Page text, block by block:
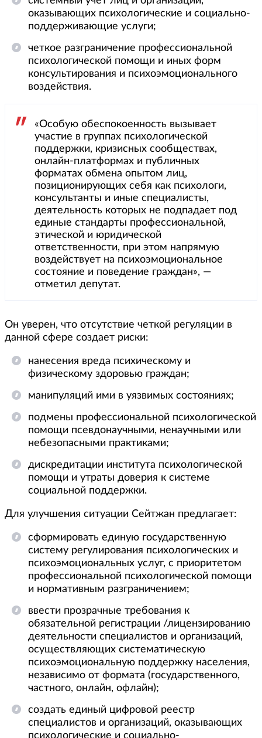
оказывающих психологические и социально-
поддерживающие услуги;
четкое разграничение профессиональной
психологической помощи и иных форм
консультирования и психоэмоционального
воздействия.
«Особую обеспокоенность вызывает
участие в группах психологической
поддержки, кризисных сообществах,
онлайн-платформах и публичных
форматах обмена опытом лиц,
позиционирующих себя как психологи,
консультанты и иные специалисты,
деятельность которых не подпадает под
единые стандарты профессиональной,
этической и юридической
ответственности, при этом напрямую
воздействует на психоэмоциональное
состояние и поведение граждан», —
отметил депутат.
Он уверен, что отсутствие четкой регуляции в
данной сфере создает риски:
нанесения вреда психическому и
физическому здоровью граждан;
манипуляций ими в уязвимых состояниях;
подмены профессиональной психологической
помощи псевдонаучными, ненаучными или
небезопасными практиками;
дискредитации института психологической
помощи и утраты доверия к системе
социальной поддержки.
Для улучшения ситуации Сейтжан предлагает:
сформировать единую государственную
систему регулирования психологических и
психоэмоциональных услуг, с приоритетом
профессиональной психологической помощи
и нормативным разграничением;
ввести прозрачные требования к
обязательной регистрации /лицензированию
деятельности специалистов и организаций,
осуществляющих систематическую
психоэмоциональную поддержку населения,
независимо от формата (государственного,
частного, онлайн, офлайн);
создать единый цифровой реестр
специалистов и организаций, оказывающих
психологические и социально-